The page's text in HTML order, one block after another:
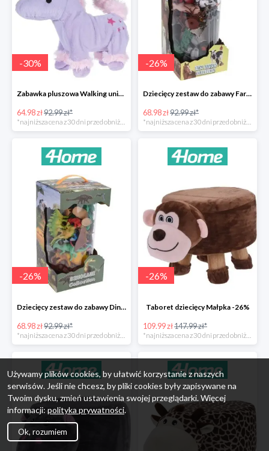
-30%
Zabawka pluszowa Walking unicorn -30%
64.98 zł92.99 zł*
*najniższa cena z 30 dni przed obniżką
-26%
Dziecięcy zestaw do zabawy Farm animals Collection -26%
68.98 zł92.99 zł*
*najniższa cena z 30 dni przed obniżką
-26%
Dziecięcy zestaw do zabawy Dinosaur Collection -26%
68.98 zł92.99 zł*
-26%
Taboret dziecięcy Małpka -26%
109.99 zł147.99 zł*
Używamy plików cookies, by ułatwić korzystanie z naszych
serwisów. Jeśli nie chcesz, by pliki cookies były zapisywane na
Twoim dysku, zmień ustawienia swojej przeglądarki. Więcej
informacji: polityka prywatności.
Ok, rozumiem